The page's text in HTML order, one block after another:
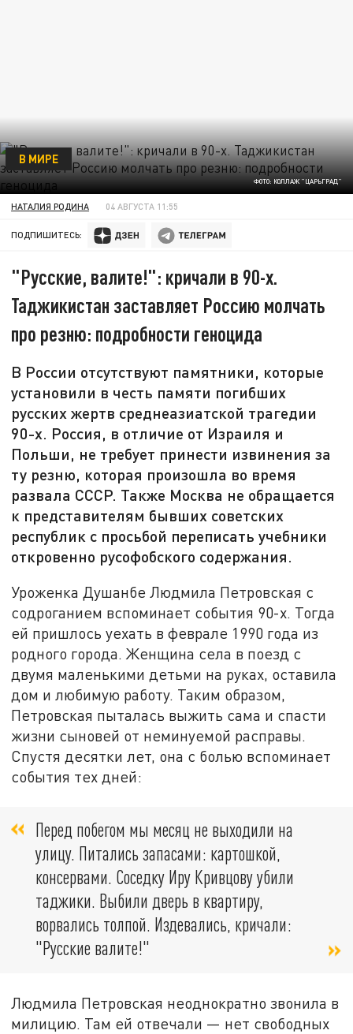
ФОТО: КОЛЛАЖ "ЦАРЬГРАД"
В МИРЕ
НАТАЛИЯ РОДИНА 04 АВГУСТА 11:55
ПОДПИШИТЕСЬ:
"Русские, валите!": кричали в 90-х.
Таджикистан заставляет Россию молчать
про резню: подробности геноцида
В России отсутствуют памятники, которые
установили в честь памяти погибших
русских жертв среднеазиатской трагедии
90-х. Россия, в отличие от Израиля и
Польши, не требует принести извинения за
ту резню, которая произошла во время
развала СССР. Также Москва не обращается
к представителям бывших советских
республик с просьбой переписать учебники
откровенно русофобского содержания.
Уроженка Душанбе Людмила Петровская с
содроганием вспоминает события 90-х. Тогда
ей пришлось уехать в феврале 1990 года из
родного города. Женщина села в поезд с
двумя маленькими детьми на руках, оставила
дом и любимую работу. Таким образом,
Петровская пыталась выжить сама и спасти
жизни сыновей от неминуемой расправы.
Спустя десятки лет, она с болью вспоминает
события тех дней:
Перед побегом мы месяц не выходили на
улицу. Питались запасами: картошкой,
консервами. Соседку Иру Кривцову убили
таджики. Выбили дверь в квартиру,
ворвались толпой. Издевались, кричали:
"Русские валите!"
Людмила Петровская неоднократно звонила в
милицию. Там ей отвечали — нет свободных